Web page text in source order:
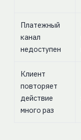
Платежный
канал
недоступен
Клиент
повторяет
действие
много раз